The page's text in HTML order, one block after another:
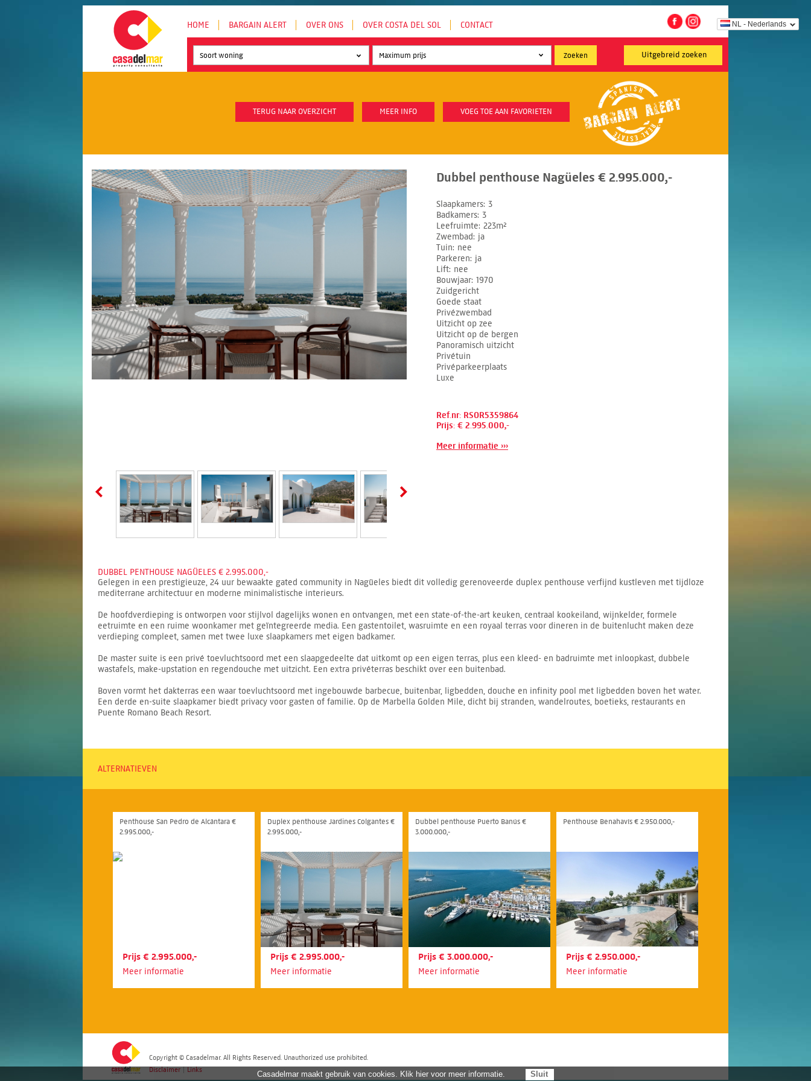
NL - Nederlands
HOME BARGAIN ALERT OVER ONS OVER COSTA DEL SOL CONTACT
Uitgebreid zoeken
Soort woning
TERUG NAAR OVERZICHT MEER INFO VOEG TOE AAN FAVORIETEN
Dubbel penthouse Nagüeles € 2.995.000,-
Slaapkamers 3
Badkamers 3
Leefruimte 223m²
Zwembad
ja
Tuin nee
Parkeren ja
Lift nee
Bouwjaar 1970
Zuidgericht
Goede staat
Privézwembad
Uitzicht op zee
Uitzicht op de bergen
Panoramisch uitzicht
Privétuin
Privéparkeerplaats
Luxe
Ref.nr: RSOR5359864
Prijs: € 2.995.000,-
Meer informatie ›››
DUBBEL PENTHOUSE NAGÜELES € 2.995.000,-
Gelegen in een prestigieuze, 24 uur bewaakte gated community in Nagüeles biedt dit volledig gerenoveerde duplex penthouse verfijnd kustleven met tijdloze
mediterrane architectuur en moderne minimalistische interieurs.
De hoofdverdieping is ontworpen voor stijlvol dagelijks wonen en ontvangen, met een state-of-the-art keuken, centraal kookeiland, wijnkelder, formele
eetruimte en een ruime woonkamer met geïntegreerde media. Een gastentoilet, wasruimte en een royaal terras voor dineren in de buitenlucht maken deze
verdieping compleet, samen met twee luxe slaapkamers met eigen badkamer.
De master suite is een privé toevluchtsoord met een slaapgedeelte dat uitkomt op een eigen terras, plus een kleed- en badruimte met inloopkast, dubbele
wastafels, make-upstation en regendouche met uitzicht. Een extra privéterras beschikt over een buitenbad.
Boven vormt het dakterras een waar toevluchtsoord met ingebouwde barbecue, buitenbar, ligbedden, douche en infinity pool met ligbedden boven het water.
Een derde en-suite slaapkamer biedt privacy voor gasten of familie. Op de Marbella Golden Mile, dicht bij stranden, wandelroutes, boetieks, restaurants en
Puente Romano Beach Resort.
ALTERNATIEVEN
Penthouse San Pedro de Alcántara €
2.995.000,-
Prijs € 2.995.000,-
Meer informatie
Duplex penthouse Jardines Colgantes €
2.995.000,-
Prijs € 2.995.000,-
Meer informatie
Dubbel penthouse Puerto Banús €
3.000.000,-
Prijs € 3.000.000,-
Meer informatie
Penthouse Benahavís € 2.950.000,-
Prijs € 2.950.000,-
Meer informatie
Copyright © Casadelmar. All Rights Reserved. Unauthorized use prohibited.
Disclaimer
Links Casadelmar maakt gebruik van cookies. Klik hier voor meer informatie. Sluit